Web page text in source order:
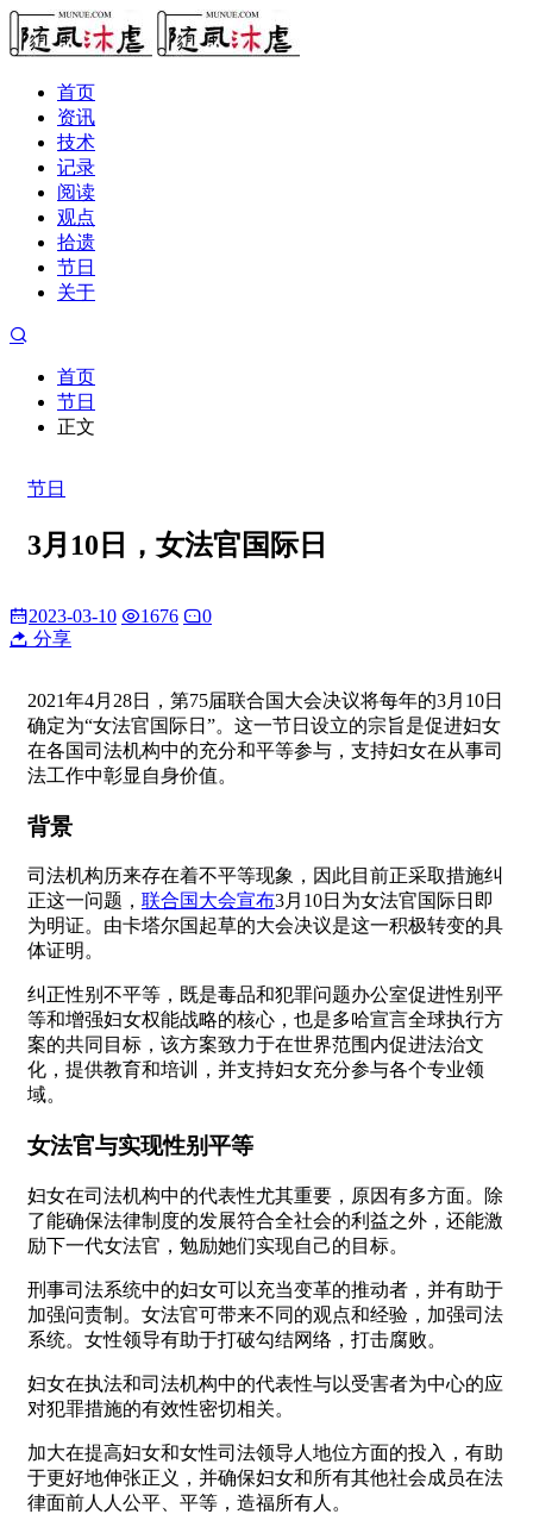
首页
资讯
技术
记录
阅读
观点
拾遗
节日
关于
首页
节日
正文
节日
3月10日，女法官国际日
2023-03-10 1676
0
分享
2021年4月28日，第75届联合国大会决议将每年的3月10日
确定为“女法官国际日”。这一节日设立的宗旨是促进妇女
在各国司法机构中的充分和平等参与，支持妇女在从事司
法工作中彰显自身价值。
背景
司法机构历来存在着不平等现象，因此目前正采取措施纠
正这一问题， 联合国大会宣布3月10日为女法官国际日即
为明证。由卡塔尔国起草的大会决议是这一积极转变的具
体证明。
纠正性别不平等，既是毒品和犯罪问题办公室促进性别平
等和增强妇女权能战略的核心，也是多哈宣言全球执行方
案的共同目标，该方案致力于在世界范围内促进法治文
化，提供教育和培训，并支持妇女充分参与各个专业领
域。
女法官与实现性别平等
妇女在司法机构中的代表性尤其重要，原因有多方面。除
了能确保法律制度的发展符合全社会的利益之外，还能激
励下一代女法官，勉励她们实现自己的目标。
刑事司法系统中的妇女可以充当变革的推动者，并有助于
加强问责制。女法官可带来不同的观点和经验，加强司法
系统。女性领导有助于打破勾结网络，打击腐败。
妇女在执法和司法机构中的代表性与以受害者为中心的应
对犯罪措施的有效性密切相关。
加大在提高妇女和女性司法领导人地位方面的投入，有助
于更好地伸张正义，并确保妇女和所有其他社会成员在法
律面前人人公平、平等，造福所有人。